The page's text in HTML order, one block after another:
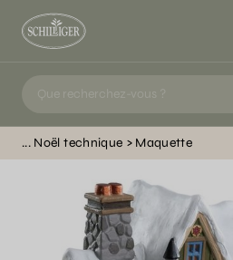
Noël technique Maquette